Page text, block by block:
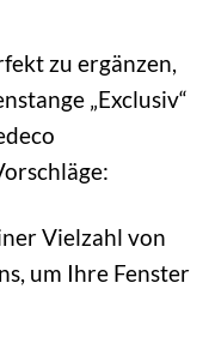
zu ergänzen,
„Exclusiv“
Vielzahl von
um Ihre Fenster